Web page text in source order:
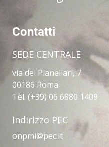
Contatti
SEDE CENTRALE
via dei Pianellari, 7
00186 Roma
Tel. (+39) 06 6880 1409
Indirizzo PEC
onpmi@pec.it